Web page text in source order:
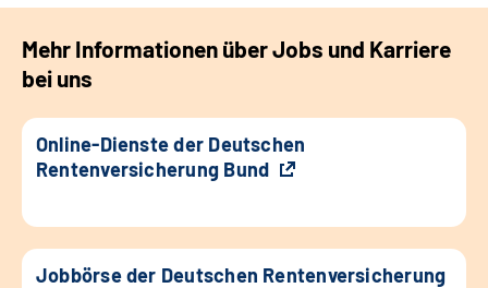
Mehr Informationen über Jobs und Karriere
bei uns
Online-Dienste der Deutschen
Rentenversicherung Bund
Jobbörse der Deutschen Rentenversicherung